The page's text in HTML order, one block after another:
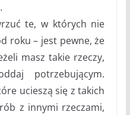
te, w których nie
roku – jest pewne, że
masz takie rzeczy,
potrzebującym.
ucieszą się z takich
z innymi rzeczami,